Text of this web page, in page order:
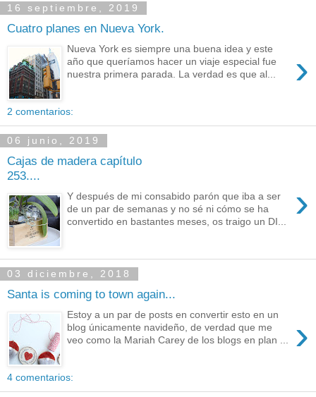
16 septiembre, 2019
Cuatro planes en Nueva York.
›
Nueva York es siempre una buena idea y este
año que queríamos hacer un viaje especial fue
nuestra primera parada. La verdad es que al...
2 comentarios:
06 junio, 2019
Cajas de madera capítulo
253....
›
Y después de mi consabido parón que iba a ser
de un par de semanas y no sé ni cómo se ha
convertido en bastantes meses, os traigo un DI...
03 diciembre, 2018
Santa is coming to town again...
›
Estoy a un par de posts en convertir esto en un
blog únicamente navideño, de verdad que me
veo como la Mariah Carey de los blogs en plan ...
4 comentarios: